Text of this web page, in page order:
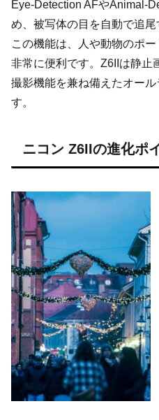
Eye-Detection AFやAnimal-
め、被写体の目を自動で追尾
この機能は、人や動物のポ
非常に便利です。Z6IIは静止
撮影機能を兼ね備えたオー
す。
ニコン Z6IIの進化ポ